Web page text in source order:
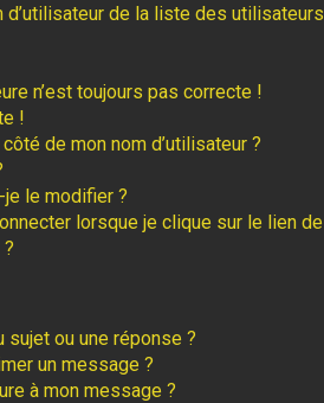
de la liste des utilisateurs
n’est toujours pas correcte !
!
de mon nom d’utilisateur ?
le modifier ?
lorsque je clique sur le lien de
sujet ou une réponse ?
un message ?
à mon message ?